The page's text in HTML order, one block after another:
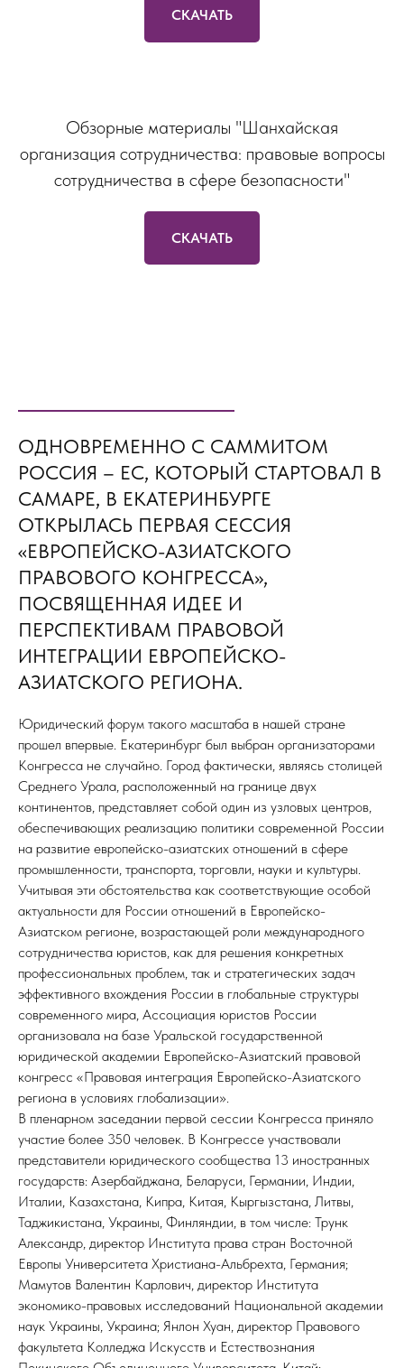
СКАЧАТЬ
Обзорные материалы "Шанхайская
организация сотрудничества: правовые вопросы
сотрудничества в сфере безопасности"
СКАЧАТЬ
ОДНОВРЕМЕННО С САММИТОМ
РОССИЯ – ЕС, КОТОРЫЙ СТАРТОВАЛ В
САМАРЕ, В ЕКАТЕРИНБУРГЕ
ОТКРЫЛАСЬ ПЕРВАЯ СЕССИЯ
«ЕВРОПЕЙСКО-АЗИАТСКОГО
ПРАВОВОГО КОНГРЕССА»,
ПОСВЯЩЕННАЯ ИДЕЕ И
ПЕРСПЕКТИВАМ ПРАВОВОЙ
ИНТЕГРАЦИИ ЕВРОПЕЙСКО-
АЗИАТСКОГО РЕГИОНА.
Юридический форум такого масштаба в нашей стране
прошел впервые. Екатеринбург был выбран организаторами
Конгресса не случайно. Город фактически, являясь столицей
Среднего Урала, расположенный на границе двух
континентов, представляет собой один из узловых центров,
обеспечивающих реализацию политики современной России
на развитие европейско-азиатских отношений в сфере
промышленности, транспорта, торговли, науки и культуры.
Учитывая эти обстоятельства как соответствующие особой
актуальности для России отношений в Европейско-
Азиатском регионе, возрастающей роли международного
сотрудничества юристов, как для решения конкретных
профессиональных проблем, так и стратегических задач
эффективного вхождения России в глобальные структуры
современного мира, Ассоциация юристов России
организовала на базе Уральской государственной
юридической академии Европейско-Азиатский правовой
конгресс «Правовая интеграция Европейско-Азиатского
региона в условиях глобализации».
В пленарном заседании первой сессии Конгресса приняло
участие более 350 человек. В Конгрессе участвовали
представители юридического сообщества 13 иностранных
государств: Азербайджана, Беларуси, Германии, Индии,
Италии, Казахстана, Кипра, Китая, Кыргызстана, Литвы,
Таджикистана, Украины, Финляндии, в том числе: Трунк
Александр, директор Института права стран Восточной
Европы Университета Христиана-Альбрехта, Германия;
Мамутов Валентин Карлович, директор Института
экономико-правовых исследований Национальной академии
наук Украины, Украина; Янлон Хуан, директор Правового
факультета Колледжа Искусств и Естествознания